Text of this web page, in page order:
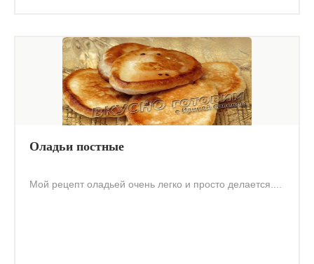
Оладьи постные
Мой рецепт оладьей очень легко и просто делается....